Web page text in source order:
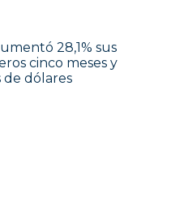
28,1% sus
cinco meses y
de dólares